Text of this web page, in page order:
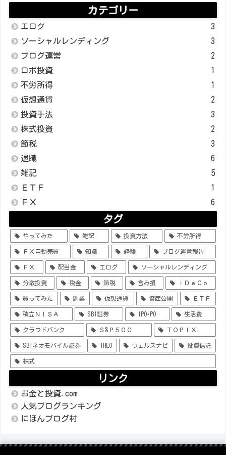
カテゴリー
エログ
3
ソーシャルレンディング
3
ブログ運営
2
ロボ投資
1
不労所得
1
仮想通貨
2
投資手法
3
株式投資
2
節税
3
退職
6
雑記
5
ＥＴＦ
1
ＦＸ
6
タグ
やってみた 雑記 投資方法 不労所得
ＦＸ自動売買 知識 経験 ブログ運営報告
ＦＸ 配当金 エログ ソーシャルレンディング
分散投資 税金 節税 含み損 ｉＤｅＣｏ
買ってみた 副業 仮想通貨 資産公開 ＥＴＦ
積立ＮＩＳＡ SBI証券 IPO･PO 生活費
クラウドバンク Ｓ&Ｐ５００ ＴＯＰＩＸ
SBIネオモバイル証券 THEO ウェルスナビ 投資信託
株式
リンク
お金と投資.com
人気ブログランキング
にほんブログ村